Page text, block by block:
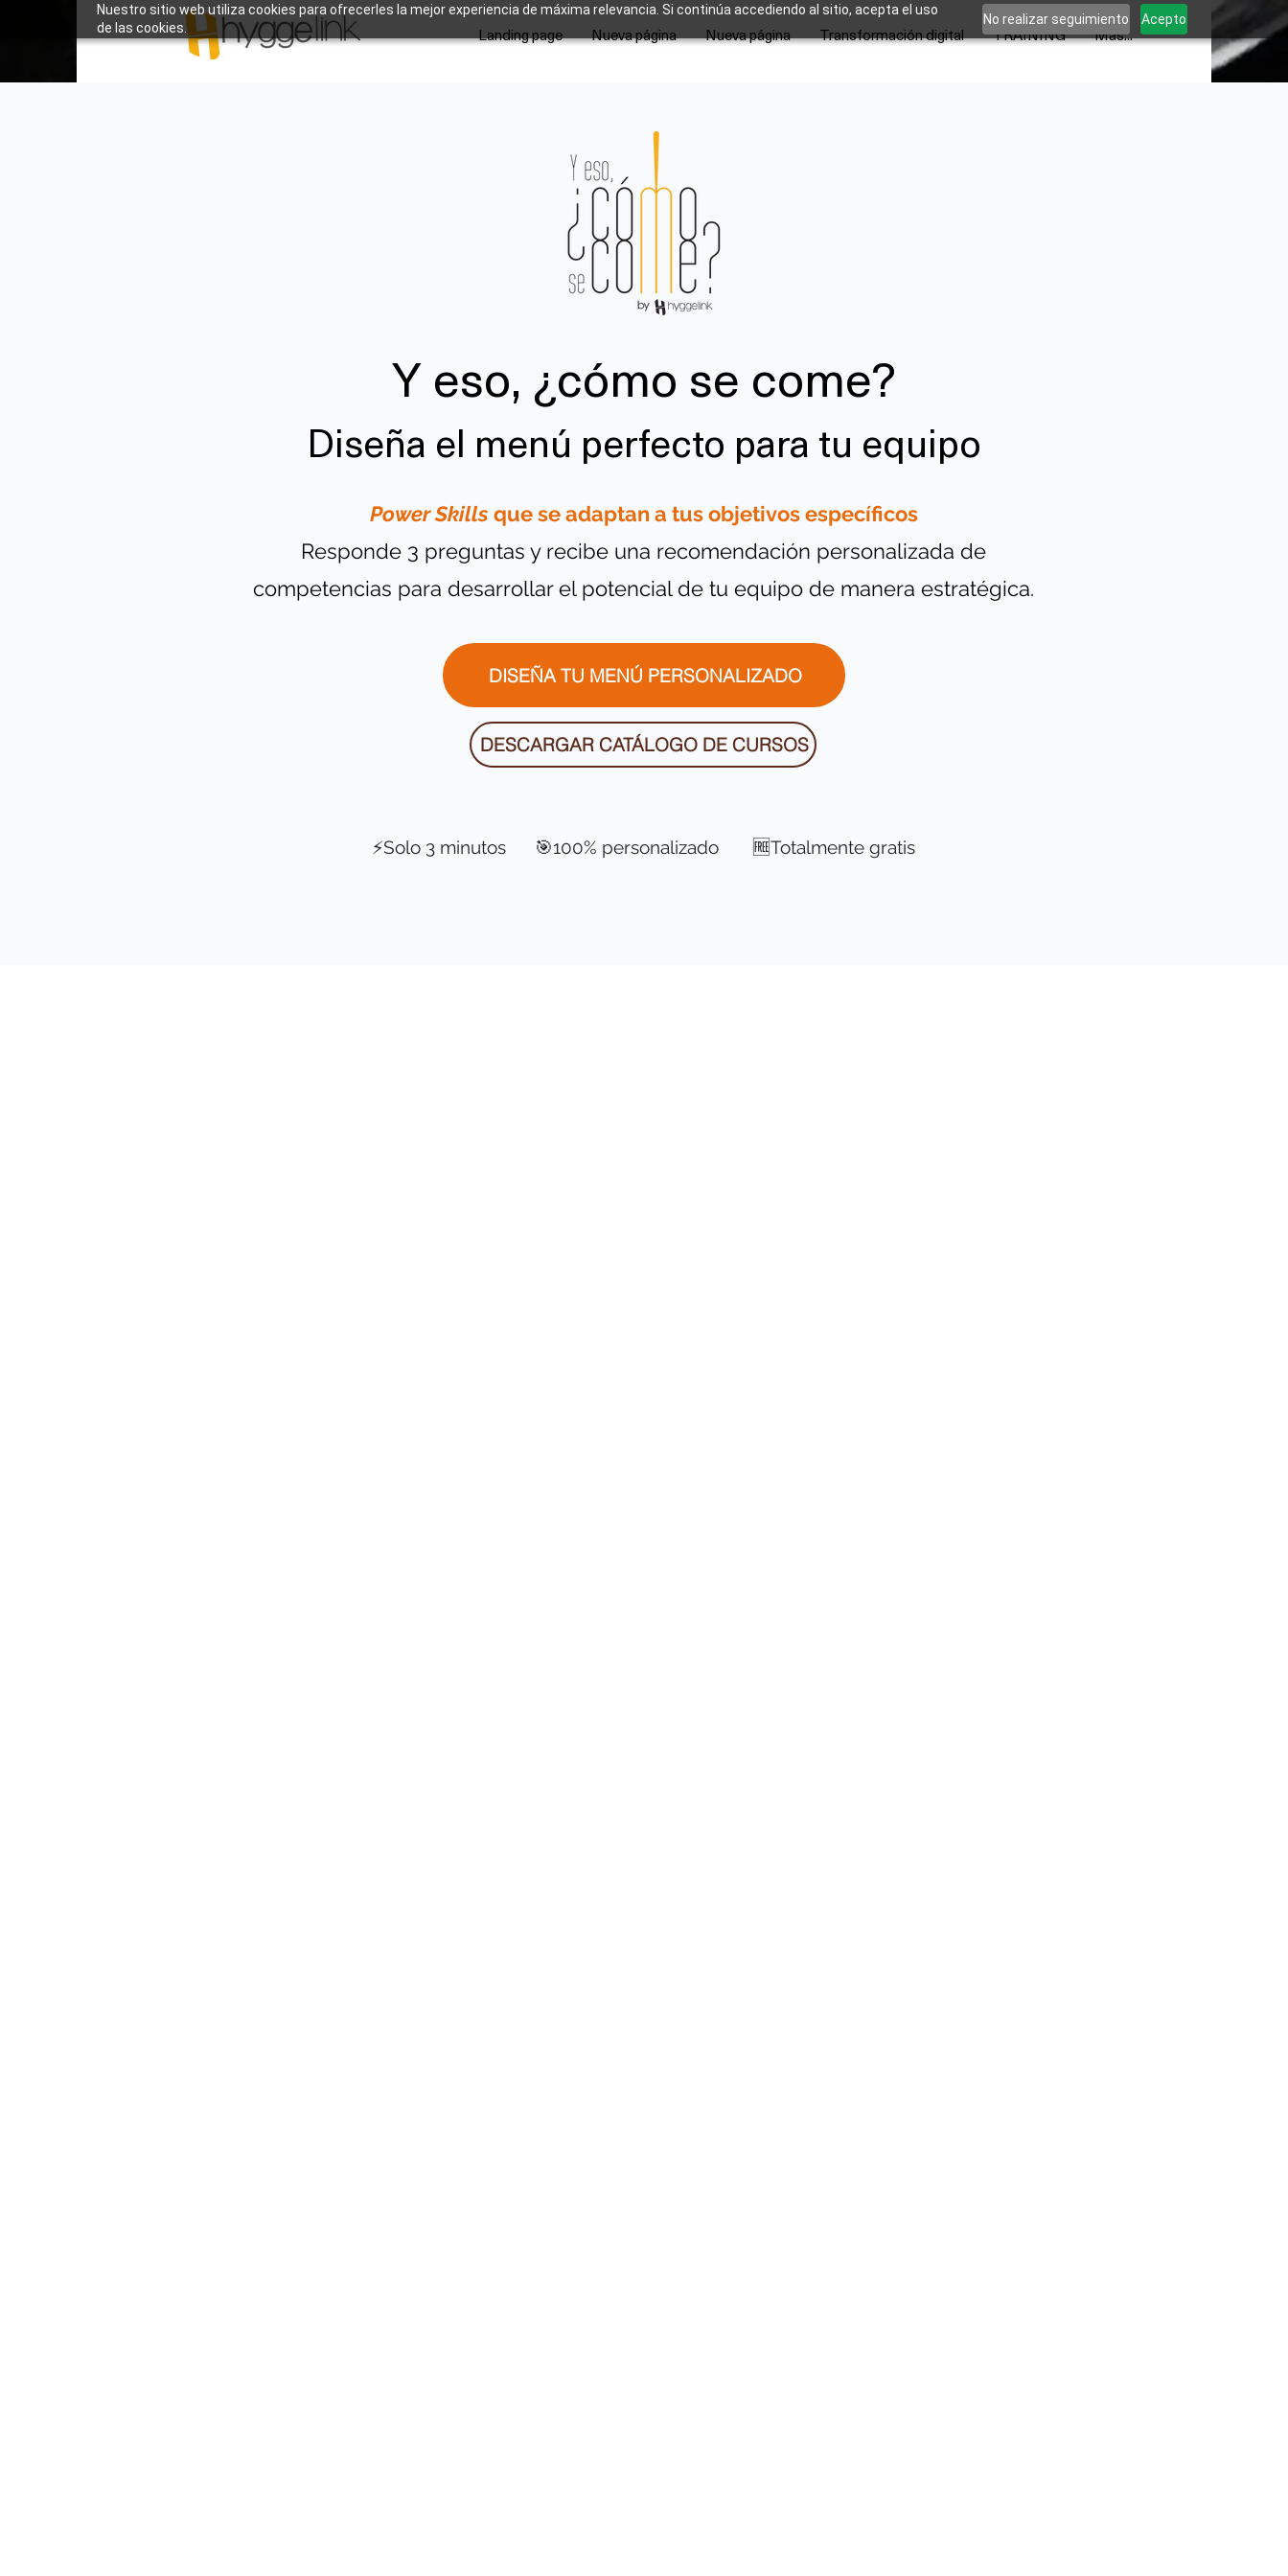
Nuestro sitio web utiliza cookies para ofrecerles la mejor experiencia de máxima relevancia. Si continúa accediendo al sitio, acepta el uso
de las cookies.
No realizar seguimiento Acepto
Landing page Nueva página Nueva página Transformación digital TRAINING Más...
Y eso, ¿cómo se come?
Diseña el menú perfecto para tu equipo
Power Skills que se adaptan a tus objetivos específicos
Responde 3 preguntas y recibe una recomendación personalizada de
competencias para desarrollar el potencial de tu equipo de manera estratégica.
DISEÑA TU MENÚ PERSONALIZADO
DESCARGAR CATÁLOGO DE CURSOS
⚡Solo 3 minutos 🎯100% personalizado 🆓Totalmente gratis